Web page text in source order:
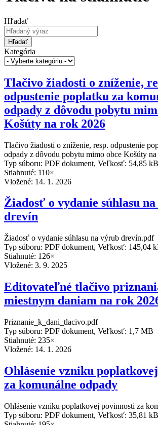
Hľadať
Hľadať
Kategória
Tlačivo žiadosti o zníženie,
odpustenie poplatku za
odpady z dôvodu pobytu
Košúty na rok 2026
Tlačivo žiadosti o zníženie, resp. odpustenie
odpady z dôvodu pobytu mimo obce Košúty
Typ súboru: PDF dokument, Veľkosť: 54,85 kB
Stiahnuté: 110×
Vložené: 14. 1. 2026
Žiadosť o vydanie súhlasu
drevín
Žiadosť o vydanie súhlasu na výrub drevín.pdf
Typ súboru: PDF dokument, Veľkosť: 145,04
Stiahnuté: 126×
Vložené: 3. 9. 2025
Editovateľné tlačivo
miestnym daniam na rok
Priznanie_k_dani_tlacivo.pdf
Typ súboru: PDF dokument, Veľkosť: 1,7 MB
Stiahnuté: 235×
Vložené: 14. 1. 2026
Ohlásenie vzniku
za komunálne odpady
Ohlásenie vzniku poplatkovej povinnosti za
Typ súboru: PDF dokument, Veľkosť: 35,81 kB